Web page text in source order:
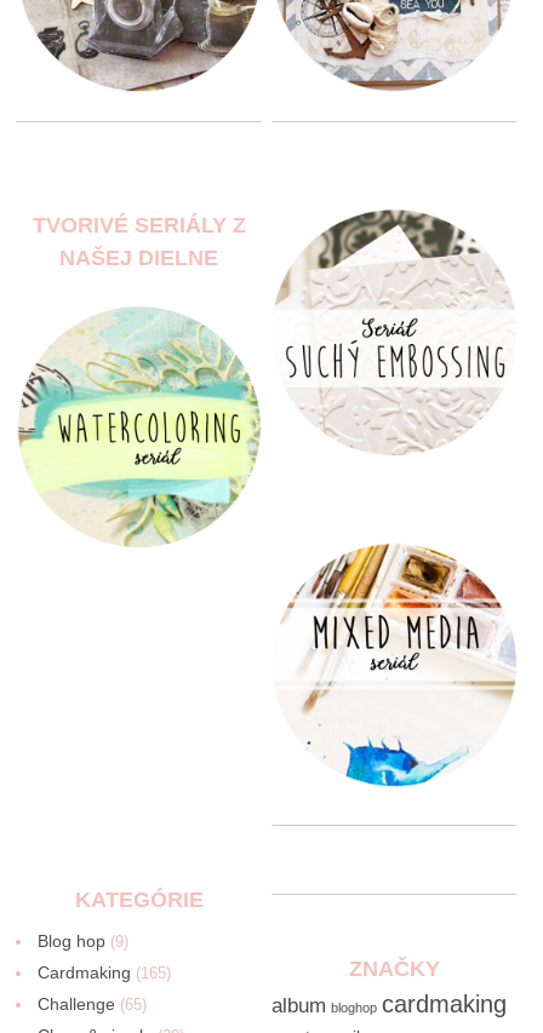
TVORIVÉ SERIÁLY Z
NAŠEJ DIELNE
KATEGÓRIE
Blog hop (9)
Cardmaking (165)
Challenge (65)
ZNAČKY
album bloghop cardmaking